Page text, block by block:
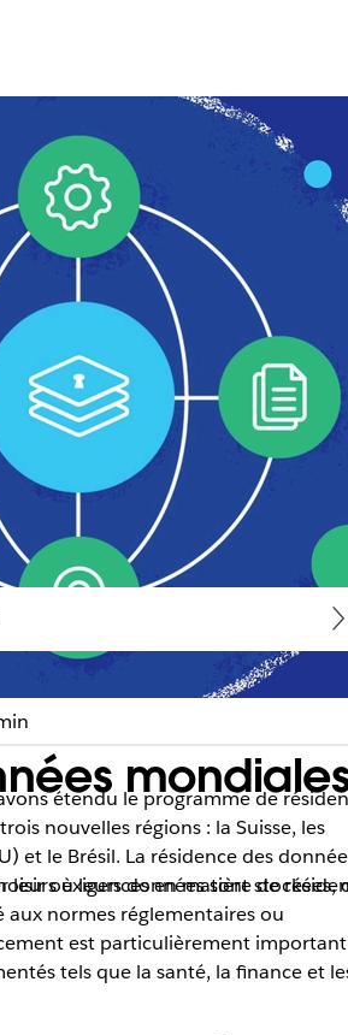
mondiales
exigences en matière de
étendu le programme de
nouvelles régions : la Suisse, les
et le Brésil. La résidence des
où leurs données sont stockées,
normes réglementaires ou
est particulièrement important
tels que la santé, la finance et